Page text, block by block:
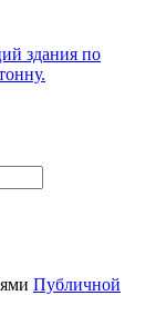
здания по
Публичной